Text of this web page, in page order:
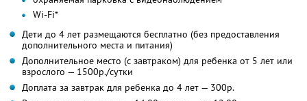
Wi-Fi*
Дети до 4 лет размещаются бесплатно (без предоставления
дополнительного места и питания)
Дополнительное место (с завтраком) для ребенка от 5 лет или
взрослого — 1500р./сутки
Доплата за завтрак для ребенка до 4 лет — 300р.